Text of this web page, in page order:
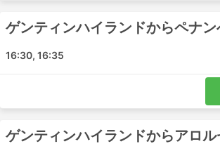
チャイレンパークカルテックス
アワナ・ゲンティン・バスターミナル
グアー・チェンペダック
アロースター
Gurun
ゲンティンハイランドからペナン
16:30, 16:35
ゲンティンハイランドからアロ